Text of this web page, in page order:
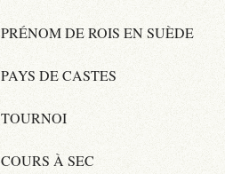
PRÉNOM DE ROIS EN SUÈDE
PAYS DE CASTES
TOURNOI
COURS À SEC